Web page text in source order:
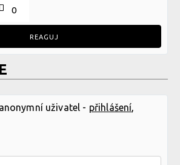
0
REAGUJ
uživatel - přihlášení,